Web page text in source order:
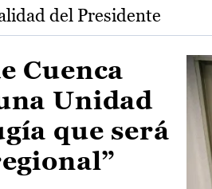
del Presidente
Cuenca
Unidad
que será